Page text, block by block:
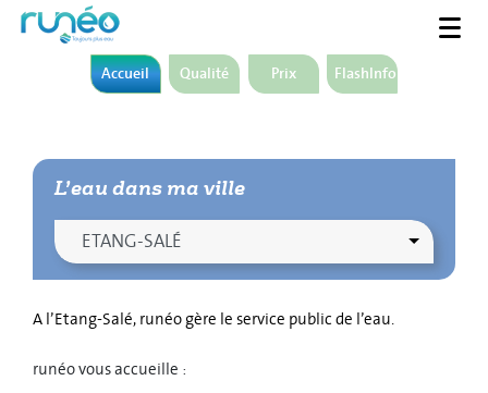
Accueil Qualité Prix FlashInfo
A l’Etang-Salé, runéo gère le service public de l’eau.
runéo vous accueille :
L’eau dans ma ville